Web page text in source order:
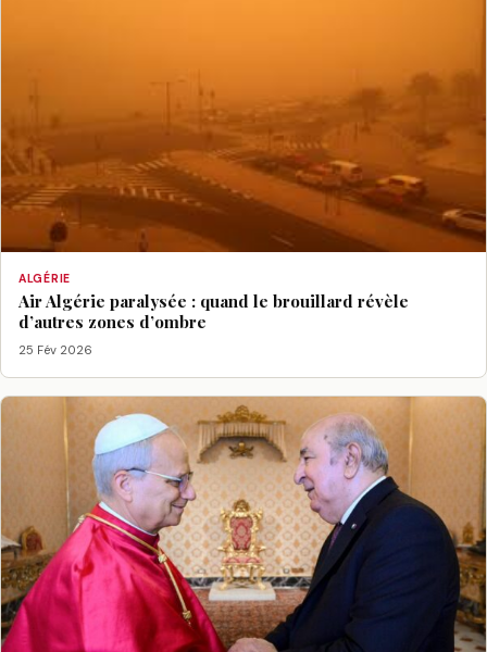
ALGÉRIE
Air Algérie paralysée : quand le brouillard révèle
d’autres zones d’ombre
25 Fév 2026